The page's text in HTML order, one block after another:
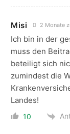
Misi 2 Monate
Ich bin in der
muss den
beteiligt sich
zumindest die
Landes!
10